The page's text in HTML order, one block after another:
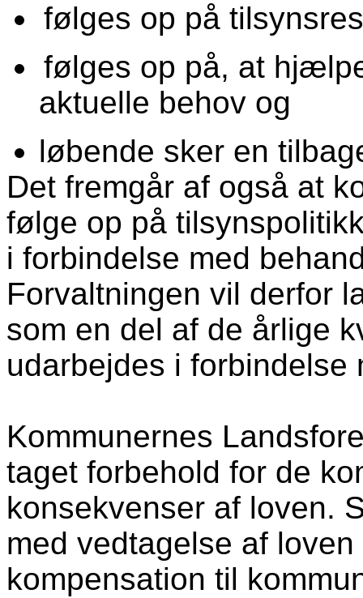
følges op på
følges op på, at
aktuelle behov og
løbende sker en
Det fremgår af også at
følge op på
i forbindelse med
Forvaltningen vil derfor
som en del af de årlige
udarbejdes i forbindelse
Kommunernes
taget forbehold for de
konsekvenser af loven.
med vedtagelse af
kompensation til